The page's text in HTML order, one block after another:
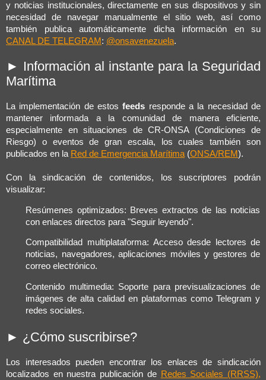
y noticias institucionales, directamente en sus dispositivos y sin
necesidad de navegar manualmente el sitio web, así como
también publica automáticamente dicha información en su
CANAL DE TELEGRAM : @onsavenezuela.
► Información al instante para la Seguridad
Marítima
La implementación de estosfeeds responde a la necesidad de
mantener informada a la comunidad de manera eficiente,
especialmente en situaciones de CR-ONSA (Condiciones de
Riesgo) o eventos de gran escala, los cuales también son
publicados en la Red de Emergencia Marítima (ONSA/REM).
Con la sindicación de contenidos, los suscriptores podrán
visualizar:
Resúmenes optimizados: Breves extractos de las noticias
con enlaces directos para "Seguir leyendo".
Compatibilidad multiplataforma: Acceso desde lectores de
noticias, navegadores, aplicaciones móviles y gestores de
correo electrónico.
Contenido multimedia: Soporte para previsualizaciones de
imágenes de alta calidad en plataformas como Telegram y
redes sociales.
► ¿Cómo suscribirse?
Los interesados pueden encontrar los enlaces de sindicación
localizados en nuestra publicación de Redes Sociales (RRSS),